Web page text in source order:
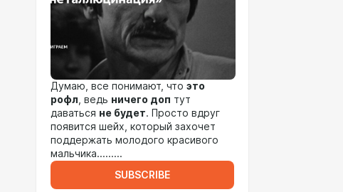
Думаю, все понимают, что это
рофл , ведь ничего доп тут
даваться не будет. Просто вдруг
появится шейх, который захочет
поддержать молодого красивого
мальчика.........
SUBSCRIBE